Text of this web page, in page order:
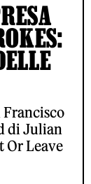
di Julian
Or Leave